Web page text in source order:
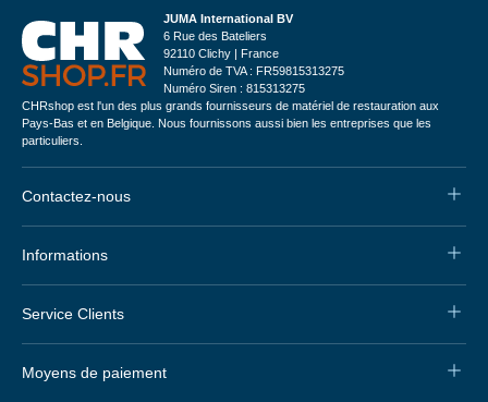
JUMA International BV
6 Rue des Bateliers
92110 Clichy | France
Numéro de TVA : FR59815313275
Numéro Siren : 815313275
CHRshop est l'un des plus grands fournisseurs de matériel de restauration aux
Pays-Bas et en Belgique. Nous fournissons aussi bien les entreprises que les
particuliers.
Contactez-nous
Informations
Service Clients
Moyens de paiement